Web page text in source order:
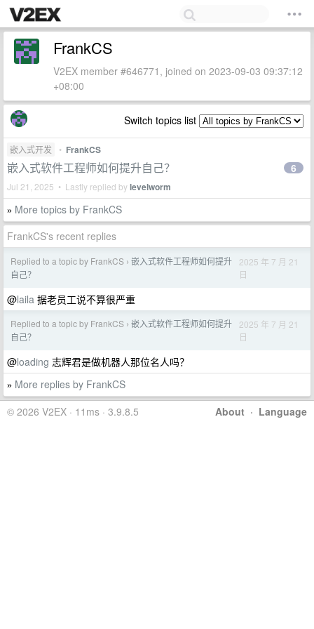
FrankCS
V2EX member #646771, joined on 2023-09-03 09:37:12
+08:00
Switch topics list
嵌入式开发 • FrankCS
嵌入式软件工程师如何提升自己？
Jul 21, 2025 • Lastly replied bylevelworm
6
» More topics by FrankCS
FrankCS's recent replies
Replied to a topic by FrankCS › 嵌入式软件工程师如何提升
自己？
2025 年 7 月 21
日
@laila 据老员工说不算很严重
Replied to a topic by FrankCS › 嵌入式软件工程师如何提升
自己？
2025 年 7 月 21
日
@loading 志辉君是做机器人那位名人吗？
» More replies by FrankCS
About · Language
© 2026 V2EX · 11ms · 3.9.8.5